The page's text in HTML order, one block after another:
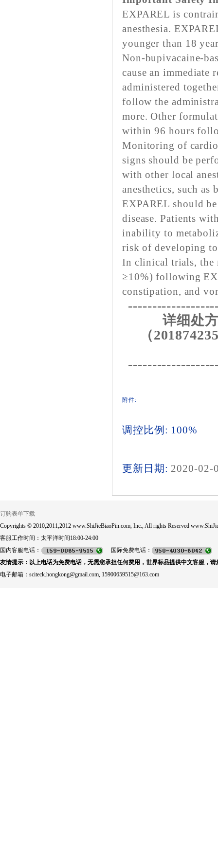
EXPAREL is
anesthesia.
younger than 18
Non-bupivacaine-
cause an immediate
administered
follow the
more. Other
within 96 hours
Monitoring of
signs should be
with other local
anesthetics, such as
EXPAREL should
disease. Patients
inability to
risk of developing
In clinical trials, the
≥10%) following
constipation, and
详细处
（
附件:
调控比例: 100%
更新日期: 2020-02-
订购表单下载
Copyrights © 2010,2011,2012 www.ShiJieBiaoPin.com, Inc., All rights Reserved
客服工作时间：太平洋时间18:00-24:00
国内客服电话：
国际免费电话：
友情提示：以上电话为免费电话，无需您承担任何费用，世界标品提供中文客服，请
电子邮箱：sciteck.hongkong@gmail.com, 15900659515@163.com